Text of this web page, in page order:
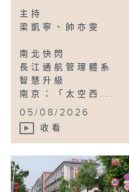
主持
梁凱寧、帥亦雯
南北快閃
長江通航管理體系
智慧升級
南京：「太空西...
05/08/2026
收看